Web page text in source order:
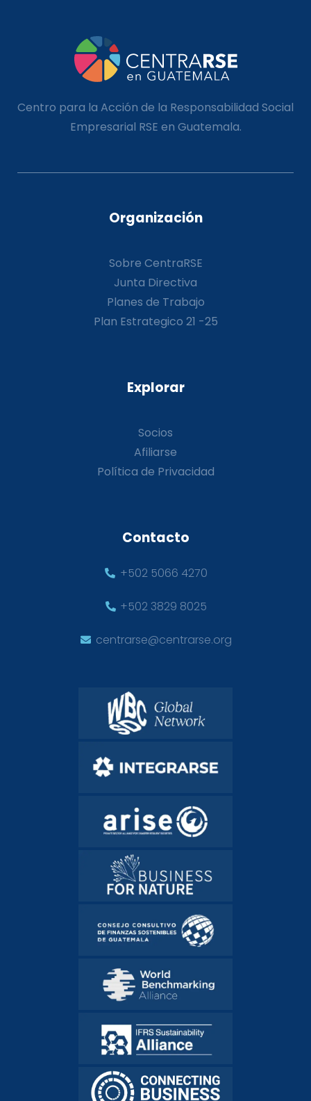
Centro para la Acción de la Responsabilidad Social
Empresarial RSE en Guatemala.
Organización
Sobre CentraRSE
Junta Directiva
Planes de Trabajo
Plan Estrategico 21 -25
Explorar
Socios
Afiliarse
Política de Privacidad
Contacto
+502 5066 4270
+502 3829 8025
centrarse@centrarse.org